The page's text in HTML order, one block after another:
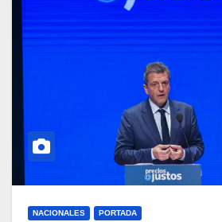
NACIONALES PORTADA